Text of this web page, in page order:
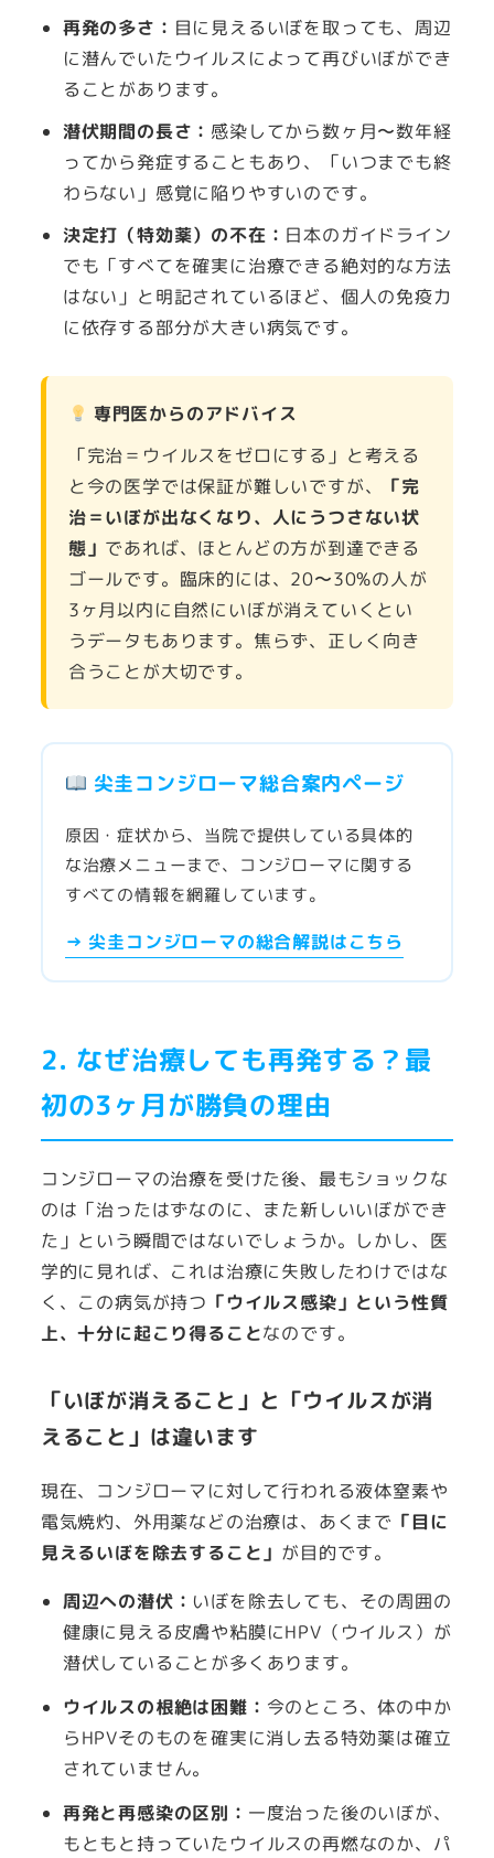
再発の多さ： 目に見えるいぼを取っても、周辺
に潜んでいたウイルスによって再びいぼができ
ることがあります。
潜伏期間の長さ： 感染してから数ヶ月〜数年経
ってから発症することもあり、「いつまでも終
わらない」感覚に陥りやすいのです。
決定打（特効薬）の不在： 日本のガイドライン
でも「すべてを確実に治療できる絶対的な方法
はない」と明記されているほど、個人の免疫力
に依存する部分が大きい病気です。
専門医からのアドバイス
「完治＝ウイルスをゼロにする」と考える
と今の医学では保証が難しいですが、
「完
治＝いぼが出なくなり、人にうつさない状
態」 であれば、ほとんどの方が到達できる
ゴールです。臨床的には、20〜30%の人が
3ヶ月以内に自然にいぼが消えていくとい
うデータもあります。焦らず、正しく向き
合うことが大切です。
尖圭コンジローマ総合案内ページ
原因・症状から、当院で提供している具体的
な治療メニューまで、コンジローマに関する
すべての情報を網羅しています。
→ 尖圭コンジローマの総合解説はこちら
2. なぜ治療しても再発する？最
初の3ヶ月が勝負の理由
コンジローマの治療を受けた後、最もショックな
のは「治ったはずなのに、また新しいいぼができ
た」という瞬間ではないでしょうか。しかし、医
学的に見れば、これは治療に失敗したわけではな
く、この病気が持つ 「ウイルス感染」という性質
上、十分に起こり得ることなのです。
「いぼが消えること」と「ウイルスが消
えること」は違います
現在、コンジローマに対して行われる液体窒素や
電気焼灼、外用薬などの治療は、あくまで 「目に
見えるいぼを除去すること」 が目的です。
周辺への潜伏： いぼを除去しても、その周囲の
健康に見える皮膚や粘膜にHPV（ウイルス）が
潜伏していることが多くあります。
ウイルスの根絶は困難： 今のところ、体の中か
らHPVそのものを確実に消し去る特効薬は確立
されていません。
再発と再感染の区別： 一度治った後のいぼが、
もともと持っていたウイルスの再燃なのか、パ